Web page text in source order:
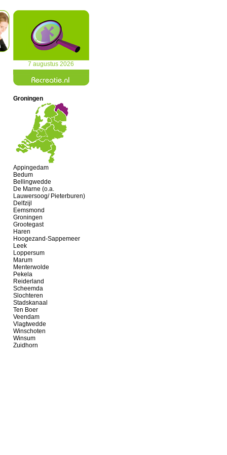
7 augustus 2026
Groningen
Appingedam
Bedum
Bellingwedde
De Marne (o.a.
Lauwersoog/ Pieterburen)
Delfzijl
Eemsmond
Groningen
Grootegast
Haren
Hoogezand-Sappemeer
Leek
Loppersum
Marum
Menterwolde
Pekela
Reiderland
Scheemda
Slochteren
Stadskanaal
Ten Boer
Veendam
Vlagtwedde
Winschoten
Winsum
Zuidhorn